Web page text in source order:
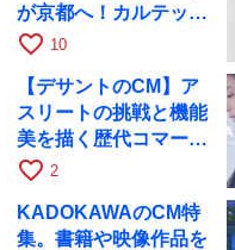
が京都へ！カルテッ
ト・ツアー京都公演を
favorite_border 10
【デサントのCM】ア
スリートの挑戦と機能
美を描く歴代コマーシ
ャル集
favorite_border 2
KADOKAWAのCM特
集。書籍や映像作品を